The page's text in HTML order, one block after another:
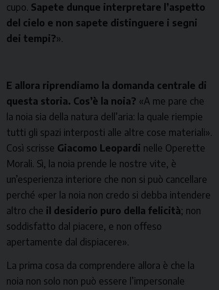
cupo. Sapete dunque interpretare l’aspetto
del cielo e non sapete distinguere i segni
dei tempi?».
E allora riprendiamo la domanda centrale di
questa storia. Cos’è la noia? «A me pare che
la noia sia della natura dell’aria: la quale riempie
tutti gli spazi interposti alle altre cose materiali».
Così scrisse Giacomo Leopardi nelle Operette
Morali. Sì, la noia prende le nostre vite, è
un’esperienza interiore che non si può cancellare
perché «per la noia non credo si debba intendere
altro che il desiderio puro della felicità; non
soddisfatto dal piacere, e non offeso
apertamente dal dispiacere».
La prima cosa da comprendere allora è che la
noia non solo non può essere l’impersonale